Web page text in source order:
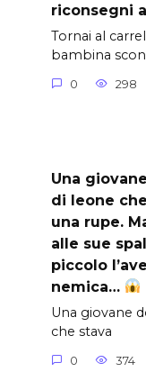
riconsegni
Tornai al
bambina
0 298
Una
di leone
una rupe.
alle sue
piccolo
nemica…
Una giovane
che stava
0 374